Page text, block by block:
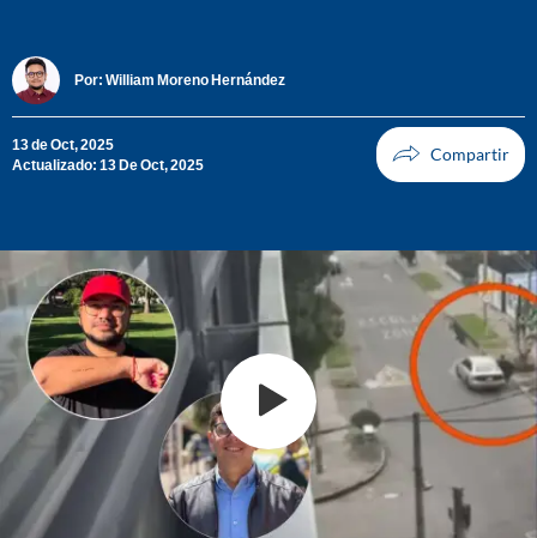
Por: William Moreno Hernández
13 de Oct, 2025
Actualizado: 13 De Oct, 2025